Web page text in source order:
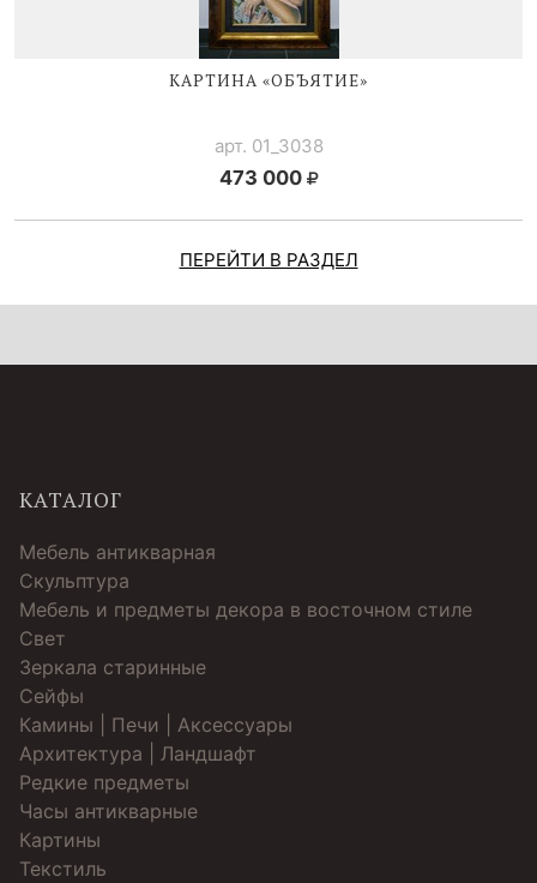
КАРТИНА «ОБЪЯТИЕ»
арт. 01_3038
473 000
ПЕРЕЙТИ В РАЗДЕЛ
КАТАЛОГ
Мебель антикварная
Скульптура
Мебель и предметы декора в восточном стиле
Свет
Зеркала старинные
Cейфы
Камины | Печи | Аксессуары
Архитектура | Ландшафт
Редкие предметы
Часы антикварные
Картины
Текстиль